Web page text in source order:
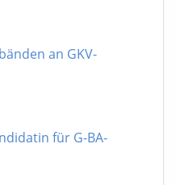
an GKV-
für G-BA-